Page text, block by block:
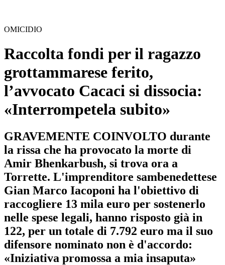
OMICIDIO
Raccolta fondi per il ragazzo
grottammarese ferito,
l’avvocato Cacaci si dissocia:
«Interrompetela subito»
GRAVEMENTE COINVOLTO durante
la rissa che ha provocato la morte di
Amir Bhenkarbush, si trova ora a
Torrette. L'imprenditore sambenedettese
Gian Marco Iacoponi ha l'obiettivo di
raccogliere 13 mila euro per sostenerlo
nelle spese legali, hanno risposto già in
122, per un totale di 7.792 euro ma il suo
difensore nominato non è d'accordo:
«Iniziativa promossa a mia insaputa»